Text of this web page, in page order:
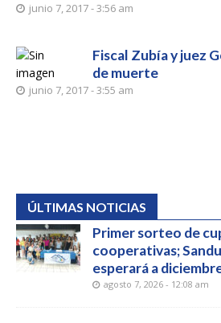
junio 7, 2017 - 3:56 am
Fiscal Zubía y juez
de muerte
junio 7, 2017 - 3:55 am
ÚLTIMAS NOTICIAS
Primer sorteo de
cooperativas;
esperará a
agosto 7, 2026 - 12:08 am